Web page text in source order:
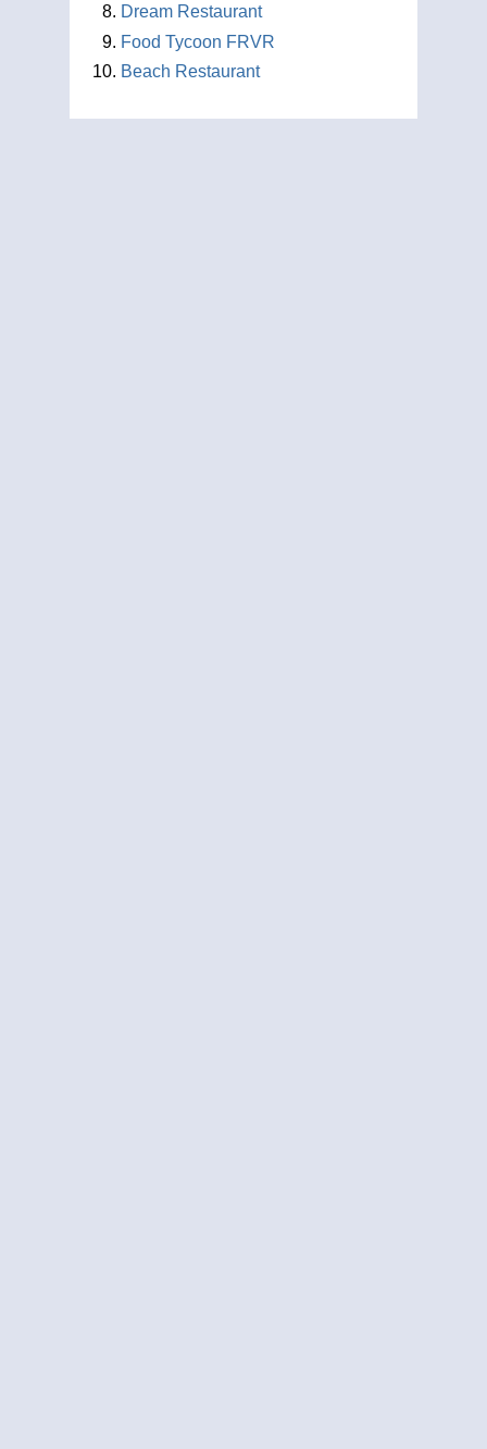
Dream Restaurant
Food Tycoon FRVR
Beach Restaurant